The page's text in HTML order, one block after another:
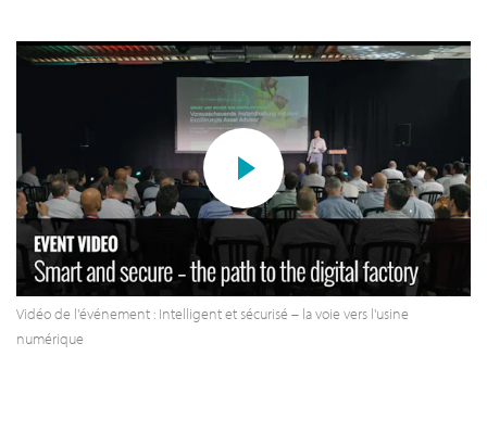
Vidéo de l'événement : Intelligent et sécurisé – la voie vers l'usine
numérique